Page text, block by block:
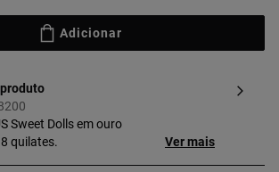
Adicionar
Sweet Dolls em ouro
quilates.
Ver mais